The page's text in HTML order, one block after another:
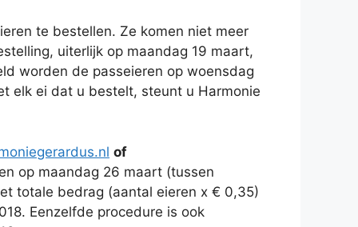
te bestellen. Ze komen niet meer
uiterlijk op maandag 19 maart,
worden de passeieren op woensdag
elk ei dat u bestelt, steunt u Harmonie
of
op maandag 26 maart (tussen
totale bedrag (aantal eieren x € 0,35)
Eenzelfde procedure is ook